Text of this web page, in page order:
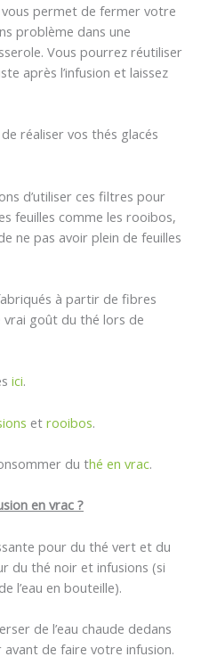
permet de fermer votre
problème dans une
Vous pourrez réutiliser
après l’infusion et laissez
réaliser vos thés glacés
d’utiliser ces filtres pour
feuilles comme les rooibos,
ne pas avoir plein de feuilles
à partir de fibres
vrai goût du thé lors de
ici.
et rooibos.
du thé en vrac.
en vrac ?
pour du thé vert et du
du thé noir et infusions (si
l’eau en bouteille).
de l’eau chaude dedans
de faire votre infusion.